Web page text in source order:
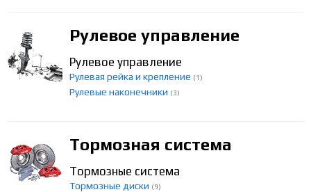
Рулевое управление
Рулевое управление
Рулевая рейка и крепление (1)
Рулевые наконечники (3)
Тормозная система
Тормозные система
Тормозные диски (9)